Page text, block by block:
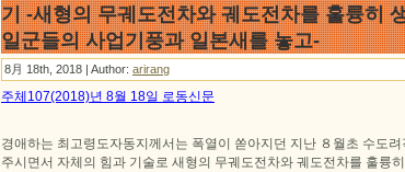
기 -새형의 무궤도전차와 궤도전차를 훌륭히
일군들의 사업기풍과 일본새를 놓고-
8月 18th, 2018 | Author: arirang
주체107(2018)년 8월 18일 로동신문
경애하는 최고령도자동지께서는 폭열이 쏟아지던 지난 ８월초 수도
주시면서 자체의 힘과 기술로 새형의 무궤도전차와 궤도전차를 훌륭